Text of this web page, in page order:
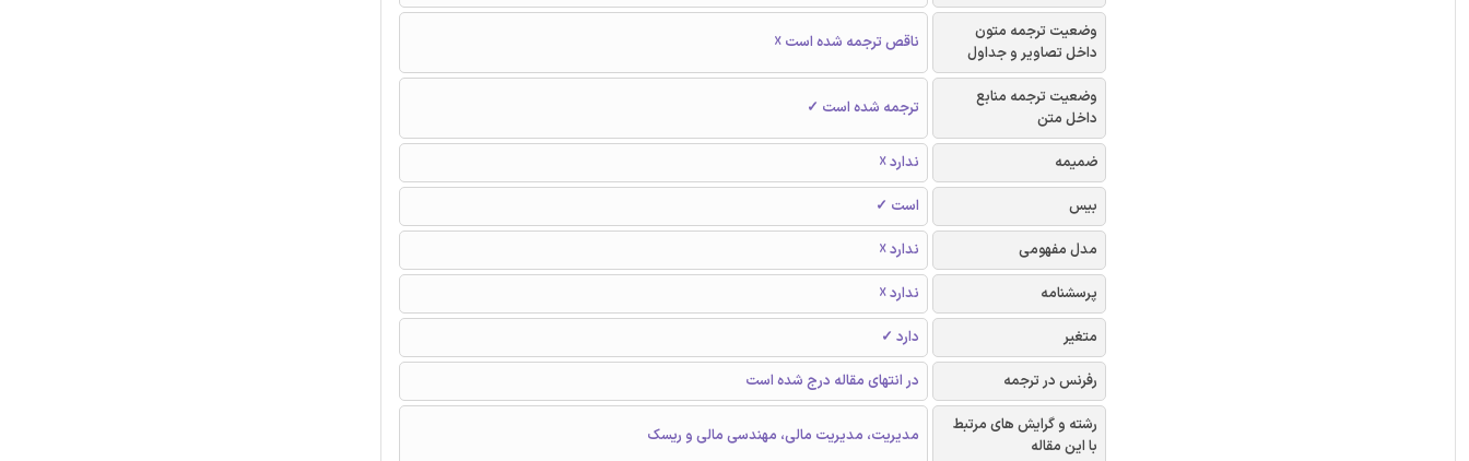
وضعیت ترجمه متون
داخل تصاویر و جداول
ناقص ترجمه شده است ☓
وضعیت ترجمه منابع
داخل متن
ترجمه شده است ✓
ضمیمه
ندارد ☓
بیس
است ✓
مدل مفهومی
ندارد ☓
پرسشنامه
ندارد ☓
متغیر
دارد ✓
رفرنس در ترجمه
در انتهای مقاله درج شده است
رشته و گرایش های مرتبط
با این مقاله
مدیریت، مدیریت مالی، مهندسی مالی و ریسک